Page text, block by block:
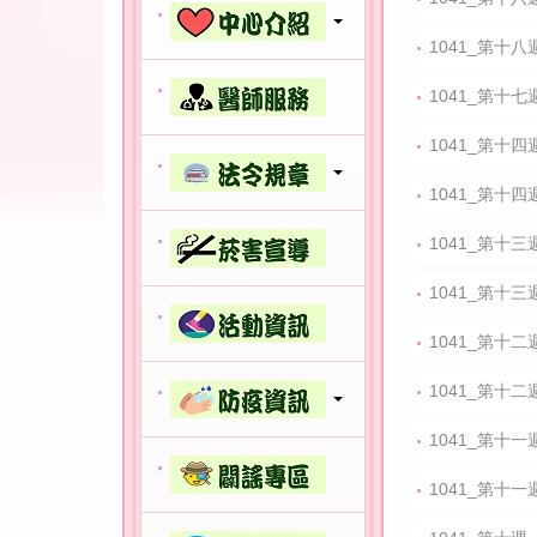
1041_第十八
1041_第十七
1041_第十四
1041_第十四
1041_第十三
1041_第十三
1041_第十二
1041_第十二
1041_第十一
1041_第十一